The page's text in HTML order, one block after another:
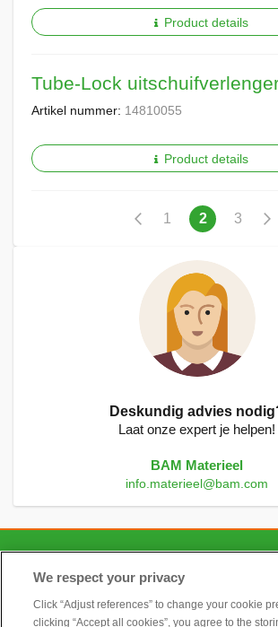
Product details
Tube-Lock
Artikel nummer: 14810055
Product details
Pagina
Pagina
VorigePagina
1
U
momenteel
pagina
2 Pagina
3
Deskundig advies
Laat onze expert je helpen!
BAM Materieel
info.materieel@bam.com
CONTACT
We respect your privacy
Click “Adjust references” to change your cookie
clicking “Accept all cookies”, you agree to the